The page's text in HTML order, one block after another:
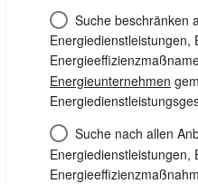
Suche beschränken
Energiedienstleistungen,
Energieunternehmen
Suche nach allen
Energiedienstleistungen,